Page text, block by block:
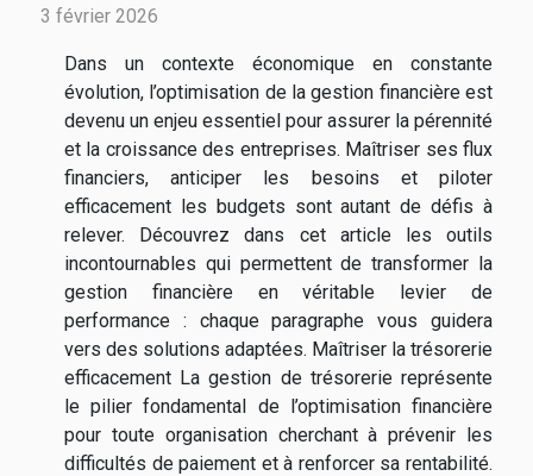
3 février 2026
Dans un contexte économique en constante
évolution, l’optimisation de la gestion financière est
devenu un enjeu essentiel pour assurer la pérennité
et la croissance des entreprises. Maîtriser ses flux
financiers, anticiper les besoins et piloter
efficacement les budgets sont autant de défis à
relever. Découvrez dans cet article les outils
incontournables qui permettent de transformer la
gestion financière en véritable levier de
performance : chaque paragraphe vous guidera
vers des solutions adaptées. Maîtriser la trésorerie
efficacement La gestion de trésorerie représente
le pilier fondamental de l’optimisation financière
pour toute organisation cherchant à prévenir les
difficultés de paiement et à renforcer sa rentabilité.